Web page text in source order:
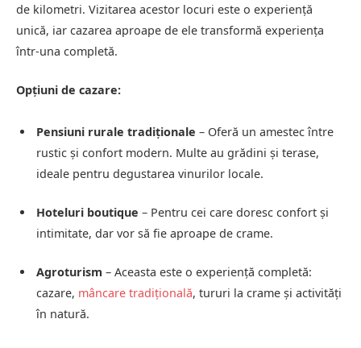
de kilometri. Vizitarea acestor locuri este o experiență
unică, iar cazarea aproape de ele transformă experiența
într-una completă.
Opțiuni de cazare:
Pensiuni rurale tradiționale – Oferă un amestec între
rustic și confort modern. Multe au grădini și terase,
ideale pentru degustarea vinurilor locale.
Hoteluri boutique – Pentru cei care doresc confort și
intimitate, dar vor să fie aproape de crame.
Agroturism – Aceasta este o experiență completă:
cazare, mâncare tradițională, tururi la crame și activități
în natură.